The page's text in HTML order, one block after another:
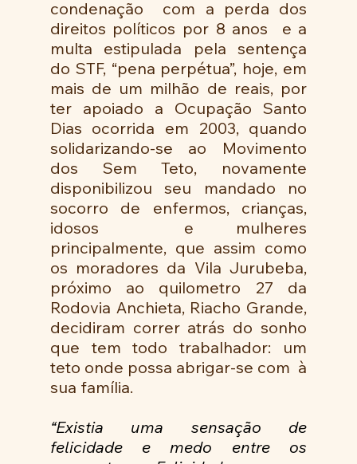
condenação  com a perda dos
direitos políticos por 8 anos  e a
multa estipulada pela sentença
do STF, “pena perpétua”, hoje, em
mais de um milhão de reais, por
ter apoiado a Ocupação Santo
Dias ocorrida em 2003, quando
solidarizando-se ao Movimento
dos Sem Teto, novamente
disponibilizou seu mandado no
socorro de enfermos, crianças,
idosos  e mulheres
principalmente, que assim como
os moradores da Vila Jurubeba,
próximo ao quilometro 27 da
Rodovia Anchieta, Riacho Grande,
decidiram correr atrás do sonho
que tem todo trabalhador: um
teto onde possa abrigar-se com  à
sua família.
“Existia uma sensação de
felicidade e medo entre os